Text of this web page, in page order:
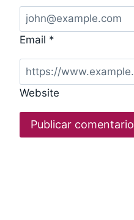
Email *
Website